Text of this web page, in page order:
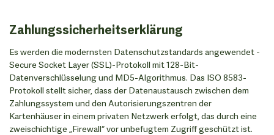
Zahlungssicherheitserklärung
Es werden die modernsten Datenschutzstandards angewendet -
Secure Socket Layer (SSL)-Protokoll mit 128-Bit-
Datenverschlüsselung und MD5-Algorithmus. Das ISO 8583-
Protokoll stellt sicher, dass der Datenaustausch zwischen dem
Zahlungssystem und den Autorisierungszentren der
Kartenhäuser in einem privaten Netzwerk erfolgt, das durch eine
zweischichtige „Firewall“ vor unbefugtem Zugriff geschützt ist.